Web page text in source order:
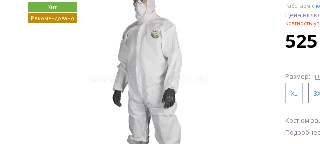
Хит
Рекомендовано
Работаем с
Цена
Кратность
Размер:
XL
Костюм
Подробнее